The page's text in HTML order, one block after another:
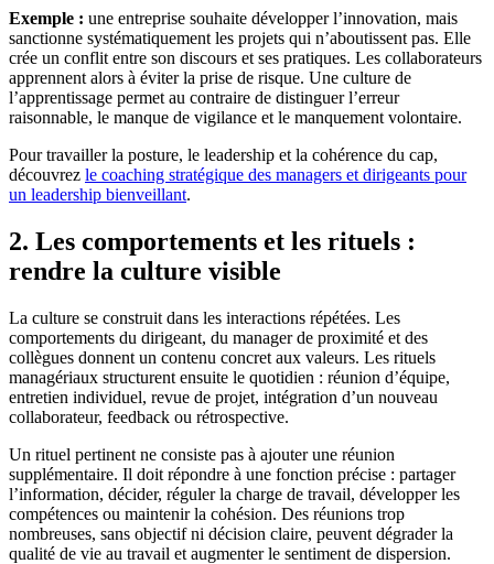
Exemple : une entreprise souhaite développer l’innovation, mais
sanctionne systématiquement les projets qui n’aboutissent pas. Elle
crée un conflit entre son discours et ses pratiques. Les collaborateurs
apprennent alors à éviter la prise de risque. Une culture de
l’apprentissage permet au contraire de distinguer l’erreur
raisonnable, le manque de vigilance et le manquement volontaire.
Pour travailler la posture, le leadership et la cohérence du cap,
découvrez le coaching stratégique des managers et dirigeants pour
un leadership bienveillant.
2. Les comportements et les rituels :
rendre la culture visible
La culture se construit dans les interactions répétées. Les
comportements du dirigeant, du manager de proximité et des
collègues donnent un contenu concret aux valeurs. Les rituels
managériaux structurent ensuite le quotidien : réunion d’équipe,
entretien individuel, revue de projet, intégration d’un nouveau
collaborateur, feedback ou rétrospective.
Un rituel pertinent ne consiste pas à ajouter une réunion
supplémentaire. Il doit répondre à une fonction précise : partager
l’information, décider, réguler la charge de travail, développer les
compétences ou maintenir la cohésion. Des réunions trop
nombreuses, sans objectif ni décision claire, peuvent dégrader la
qualité de vie au travail et augmenter le sentiment de dispersion.